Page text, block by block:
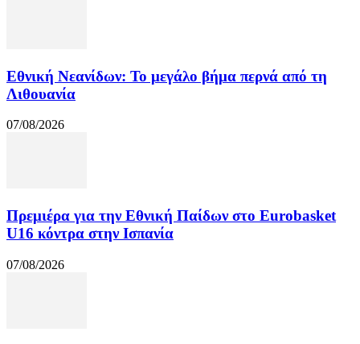
Εθνική Νεανίδων: Το μεγάλο βήμα περνά από τη
Λιθουανία
07/08/2026
Πρεμιέρα για την Εθνική Παίδων στο Eurobasket
U16 κόντρα στην Ισπανία
07/08/2026